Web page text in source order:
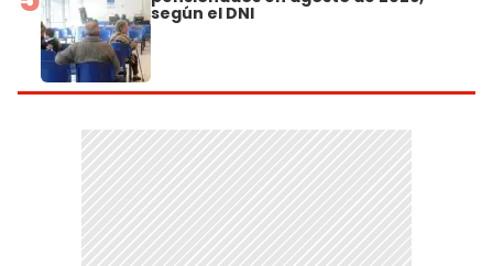
según el DNI